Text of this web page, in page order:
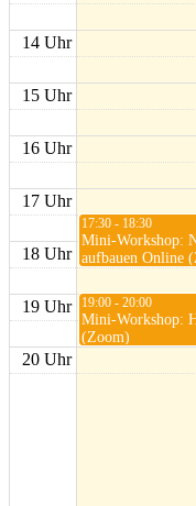
14 Uhr
15 Uhr
16 Uhr
17 Uhr
18 Uhr
19 Uhr
20 Uhr
17:30 - 18:30
Mini-Workshop:
aufbauen Online
19:00 - 20:00
Mini-Workshop:
(Zoom)